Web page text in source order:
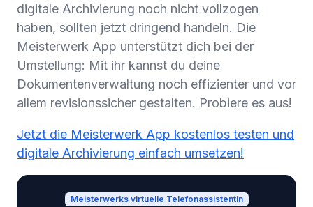
digitale Archivierung noch nicht vollzogen
haben, sollten jetzt dringend handeln. Die
Meisterwerk App unterstützt dich bei der
Umstellung: Mit ihr kannst du deine
Dokumentenverwaltung noch effizienter und vor
allem revisionssicher gestalten. Probiere es aus!
Jetzt die Meisterwerk App kostenlos testen und
digitale Archivierung einfach umsetzen!
Meisterwerks virtuelle Telefonassistentin